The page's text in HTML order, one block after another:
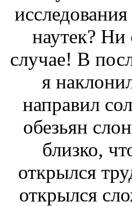
наутек? Ни
случае! В
я
направил
обезьян
близко,
открылся
открылся